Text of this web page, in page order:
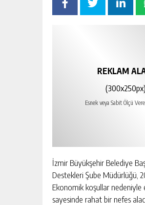
REKLAM
(300x250px)
Esnek veya Sabit Ölçü
İzmir Büyükşehir Belediye
Destekleri Şube Müdürlüğü,
Ekonomik koşullar nedeniyle
sayesinde rahat bir nefes